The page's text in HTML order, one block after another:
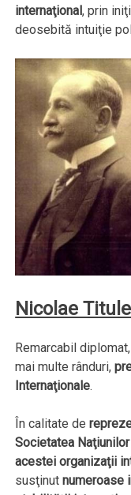
internaţional, prin
deosebită intuiţie
Nicolae
Remarcabil
mai multe rânduri,
Internaţionale.
În calitate de
Societatea Naţiunilor
acestei organizaţii
susţinutnumeroase